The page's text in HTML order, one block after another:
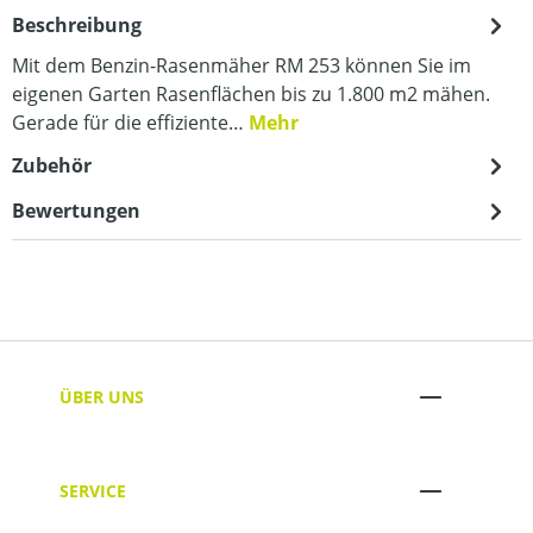
Beschreibung
Mit dem Benzin-Rasenmäher RM 253 können Sie im
eigenen Garten Rasenflächen bis zu 1.800 m2 mähen.
Gerade für die effiziente… Mehr
Zubehör
Bewertungen
ÜBER UNS
SERVICE